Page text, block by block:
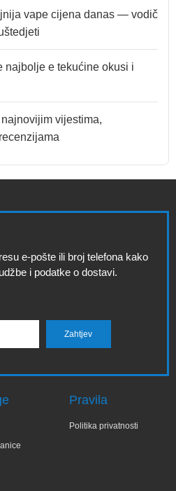
vape cijena danas — vodič
najbolje e tekućine okusi i
vijestima,
e-pošte ili broj telefona kako
i podatke o dostavi.
Pravila
Politika privatnosti